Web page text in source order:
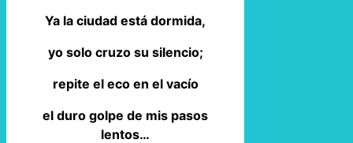
Ya la ciudad está dormida,
yo solo cruzo su silencio;
repite el eco en el vacío
el duro golpe de mis pasos
lentos…